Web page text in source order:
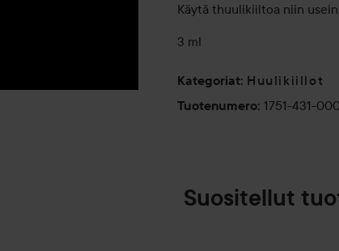
Käytä thuulikiiltoa niin
3 ml
Kategoriat: Huulikiillot
Tuotenumero: 1751-431-
Suositellut